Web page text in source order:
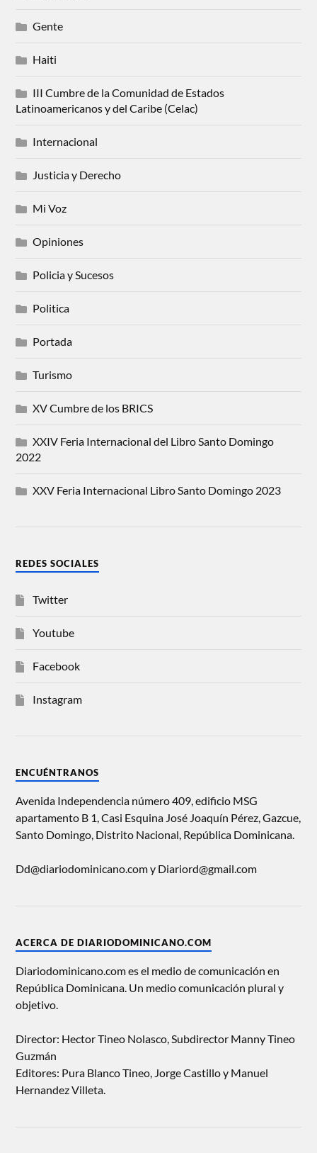
Gente
Haiti
III Cumbre de la Comunidad de Estados
Latinoamericanos y del Caribe (Celac)
Internacional
Justicia y Derecho
Mi Voz
Opiniones
Policia y Sucesos
Politica
Portada
Turismo
XV Cumbre de los BRICS
XXIV Feria Internacional del Libro Santo Domingo
2022
XXV Feria Internacional Libro Santo Domingo 2023
REDES SOCIALES
Twitter
Youtube
Facebook
Instagram
ENCUÉNTRANOS
Avenida Independencia número 409, edificio MSG
apartamento B 1, Casi Esquina José Joaquín Pérez, Gazcue,
Santo Domingo, Distrito Nacional, República Dominicana.
Dd@diariodominicano.com y Diariord@gmail.com
ACERCA DE DIARIODOMINICANO.COM
Diariodominicano.com es el medio de comunicación en
República Dominicana. Un medio comunicación plural y
objetivo.
Director: Hector Tineo Nolasco, Subdirector Manny Tineo
Guzmán
Editores: Pura Blanco Tineo, Jorge Castillo y Manuel
Hernandez Villeta.